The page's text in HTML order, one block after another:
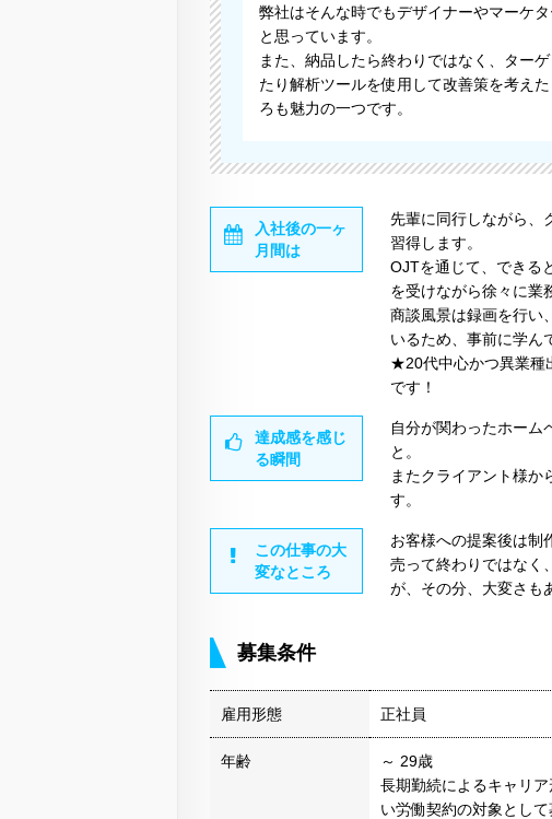
弊社はそんな時でもデザイナーやマーケ
と思っています。
また、納品したら終わりではなく、ター
たり解析ツールを使用して改善策を考え
ろも魅力の一つです。
入社後の一ヶ
月間は
先輩に同行しながら、
習得します。
OJTを通じて、できる
を受けながら徐々に業
商談風景は録画を行い
いるため、事前に学
★20代中心かつ異業種
です！
達成感を感じ
る瞬間
自分が関わったホーム
と。
またクライアント様か
す。
この仕事の大
変なところ
お客様への提案後は制
売って終わりではなく
が、その分、大変さも
募集条件
雇用形態 正社員
年齢
～ 29歳
長期勤続によるキャリ
い労働契約の対象とし